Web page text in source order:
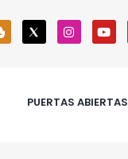
PUERTAS ABIERTAS